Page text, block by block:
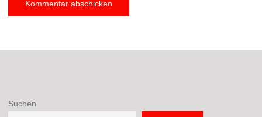
Suchen